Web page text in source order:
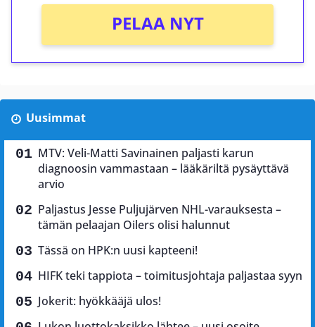
PELAA NYT
Uusimmat
MTV: Veli-Matti Savinainen paljasti karun
diagnoosin vammastaan – lääkäriltä pysäyttävä
arvio
Paljastus Jesse Puljujärven NHL-varauksesta –
tämän pelaajan Oilers olisi halunnut
Tässä on HPK:n uusi kapteeni!
HIFK teki tappiota – toimitusjohtaja paljastaa syyn
Jokerit: hyökkääjä ulos!